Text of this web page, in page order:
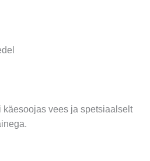
käesoojas vees ja spetsiaalselt